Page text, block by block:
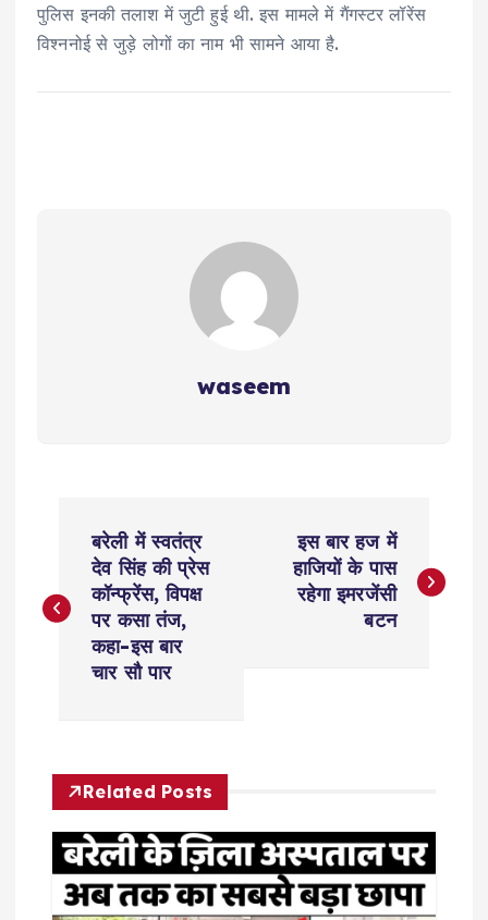
पुलिस इनकी तलाश में जुटी हुई थी. इस मामले में गैंगस्टर लॉरेंस
विश्ननोई से जुड़े लोगों का नाम भी सामने आया है.
waseem
s
a
v
बरेली में स्वतंत्र
देव सिंह की प्रेस
कॉन्फ्रेंस, विपक्ष
पर कसा तंज,
कहा-इस बार
चार सौ पार
इस बार हज में
हाजियों के पास
रहेगा इमरजेंसी
बटन
Related Posts